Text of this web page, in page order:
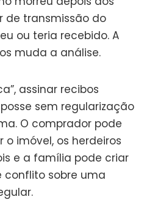
de transmissão do
ou teria recebido. A
muda a análise.
assinar recibos
sem regularização
O comprador pode
imóvel, os herdeiros
e a família pode criar
sobre uma